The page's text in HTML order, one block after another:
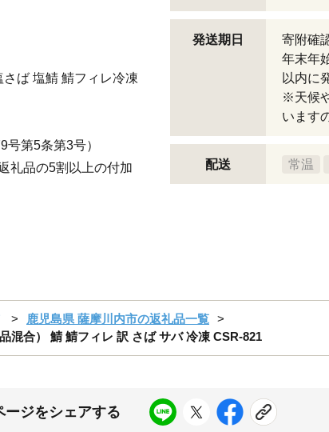
ば 塩鯖 鯖フィレ冷凍
第5条第3号）
礼品の5割以上の付加
発送期日
寄附確
年末年
以内に
※天候
います
配送 常温
鹿児島県 薩摩川内市の返礼品一覧
混合） 鯖 鯖フィレ 訳 さば サバ 冷凍 CSR-821
ージをシェアする